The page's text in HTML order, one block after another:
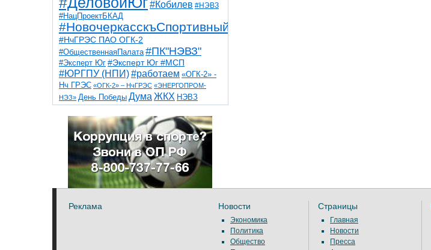
#Кобилев #НЭВЗ
#НацПроектБКАД
#НовочеркасскъСпортивный
#НчГРЭС ПАО ОГК-2
#ОбщественнаяПалата #ПК"НЭВЗ"
#Эксперт Юг #Эксперт Юг #МСП
#ЮРГПУ (НПИ)#работаем «ОГК-2» -
Нч ГРЭС «ОГК-2» – НчГРЭС «ЭНЕРГОПРОМ-
НЭЗ» День Победы Дума ЖКХ НЭВЗ
НчГРЭС ТНТ
благоустройствоветераны выборы
детидороги казаки коррупция космос
общественная палата парк пожар роща
спорт театр транспорт художники
Реклама Новости
Экономика
Политика
Общество
Страницы
Главная
Новости
Пресса